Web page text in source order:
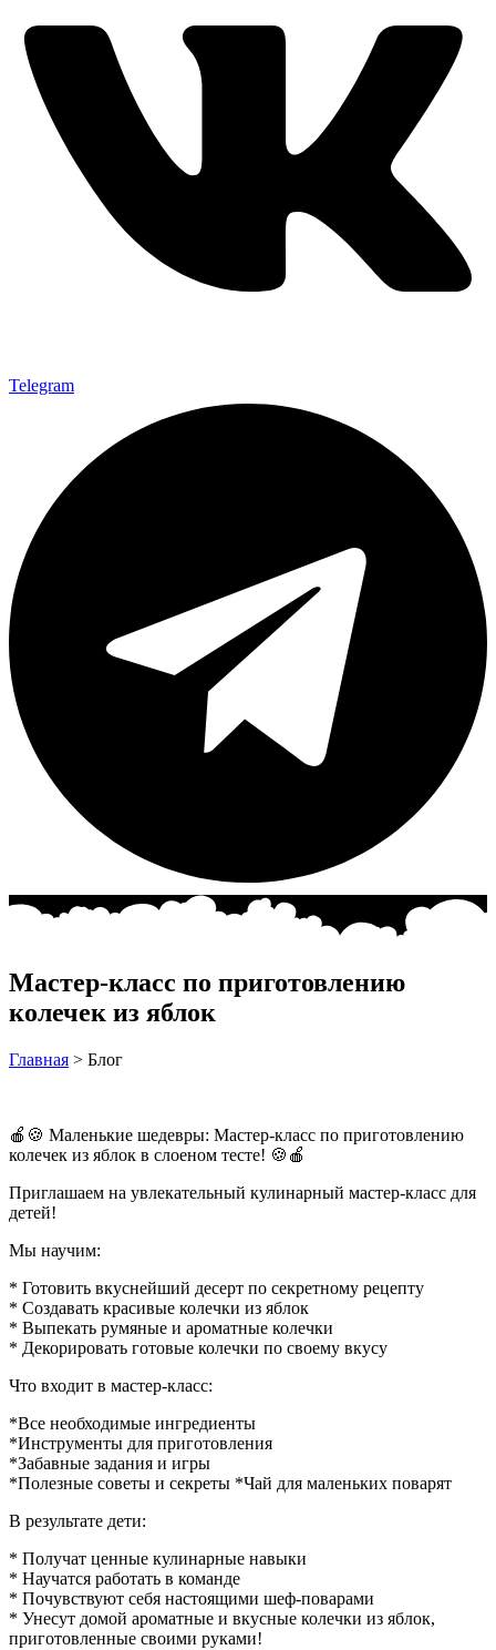
Telegram
Мастер-класс по приготовлению
колечек из яблок
Главная > Блог
🍎🍪 Маленькие шедевры: Мастер-класс по приготовлению
колечек из яблок в слоеном тесте! 🍪🍎
Приглашаем на увлекательный кулинарный мастер-класс для
детей!
Мы научим:
* Готовить вкуснейший десерт по секретному рецепту
* Создавать красивые колечки из яблок
* Выпекать румяные и ароматные колечки
* Декорировать готовые колечки по своему вкусу
Что входит в мастер-класс:
*Все необходимые ингредиенты
*Инструменты для приготовления
*Забавные задания и игры
*Полезные советы и секреты *Чай для маленьких поварят
В результате дети:
* Получат ценные кулинарные навыки
* Научатся работать в команде
* Почувствуют себя настоящими шеф-поварами
* Унесут домой ароматные и вкусные колечки из яблок,
приготовленные своими руками!